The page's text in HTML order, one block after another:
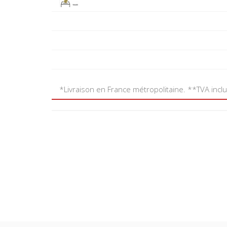
*Livraison en France métropolitaine. **TVA